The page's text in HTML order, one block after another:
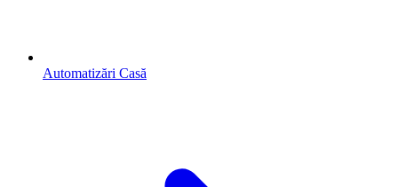
Automatizări Casă